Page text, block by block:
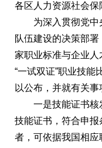
各区人力资源社会保
为深入贯彻党中
队伍建设的决策部
家职业标准与企业
“一试双证”职业技能
以公布，并就有关事
一是技能证书核发
技能证书，符合申
者，可依据我国相